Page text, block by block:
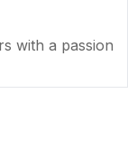
with a passion